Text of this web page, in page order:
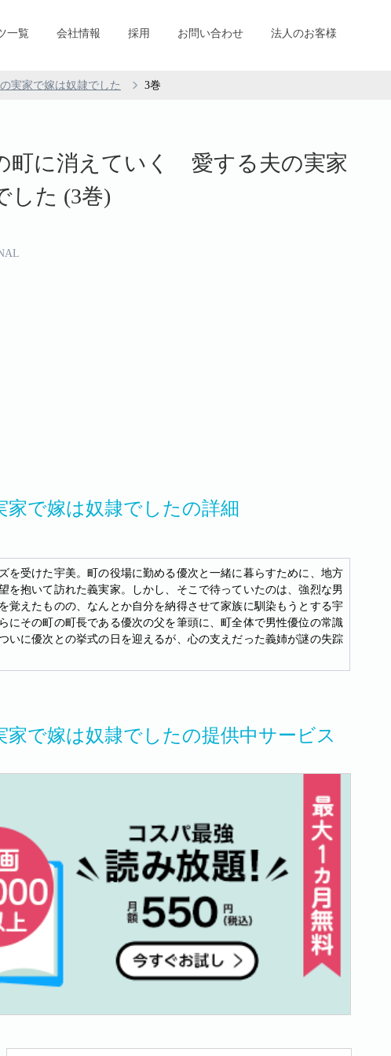
一覧 会社情報 採用 お問い合わせ 法人のお客様
実家で嫁は奴隷でした 3巻
町に消えていく 愛する夫の実家
した (3巻)
で嫁は奴隷でしたの詳細
受けた宇美。町の役場に勤める優次と一緒に暮らすために、地方
抱いて訪れた義実家。しかし、そこで待っていたのは、強烈な男
えたものの、なんとか自分を納得させて家族に馴染もうとする宇
その町の町長である優次の父を筆頭に、町全体で男性優位の常識
に優次との挙式の日を迎えるが、心の支えだった義姉が謎の失踪
で嫁は奴隷でしたの提供中サービス